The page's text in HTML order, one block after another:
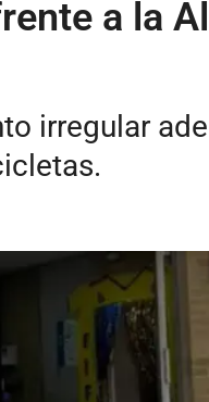
a la
irregular